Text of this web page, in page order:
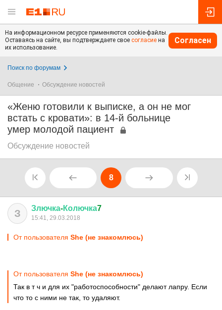
На информационном ресурсе применяются cookie-файлы.
Оставаясь на сайте, вы подтверждаете свое согласие на
их использование.
Согласен
Поиск по форумам
Общение Обсуждение новостей
«Женю готовили к выписке, а он не мог
встать с кровати»: в 14-й больнице
умер молодой пациент
Обсуждение новостей
8
З Злючка-Колючка7
15:41, 29.03.2018
От пользователя She (не знакомлюсь)
От пользователя She (не знакомлюсь)
Так в т ч и для их "работоспособности" делают лапру. Если
что то с ними не так, то удаляют.